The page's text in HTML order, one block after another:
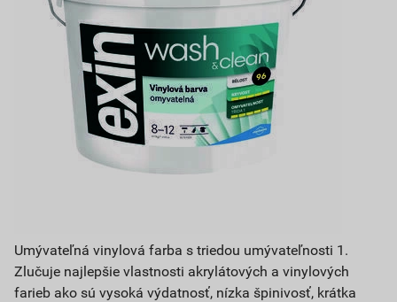
Umývateľná vinylová farba s triedou umývateľnosti 1.
Zlučuje najlepšie vlastnosti akrylátových a vinylových
farieb ako sú vysoká výdatnosť, nízka špinivosť, krátka